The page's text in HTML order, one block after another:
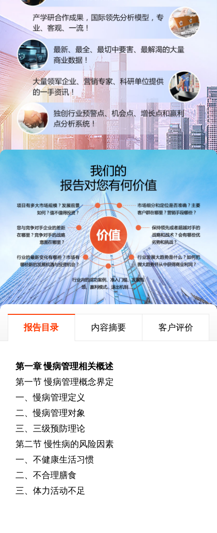
报告目录 内容摘要 客户评价
第一章慢病管理相关概述
第一节 慢病管理概念界定
一、慢病管理定义
二、慢病管理对象
三、三级预防理论
第二节 慢性病的风险因素
一、不健康生活习惯
二、不合理膳食
三、体力活动不足